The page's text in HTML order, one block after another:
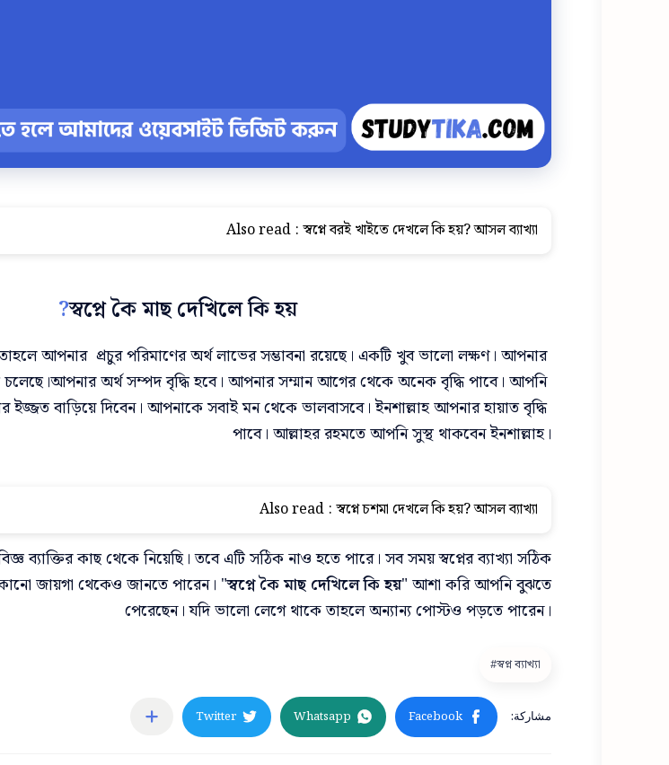
Also read : স্বপ্নে বরই খাইতে দেখলে কি হয়? আসল ব্যাখ্যা
স্বপ্নে কৈ মাছ দেখিলে কি হয়
?
আপনার প্রচুর পরিমাণের অর্থ লাভের সম্ভাবনা রয়েছে। একটি খুব ভালো লক্ষণ। আপনার
অর্থ সম্পদ বৃদ্ধি হবে। আপনার সম্মান আগের থেকে অনেক বৃদ্ধি পাবে। আপনি
ইজ্জত বাড়িয়ে দিবেন। আপনাকে সবাই মন থেকে ভালবাসবে। ইনশাল্লাহ আপনার হায়াত বৃদ্ধি
পাবে। আল্লাহর রহমতে আপনি সুস্থ থাকবেন ইনশাল্লাহ।
Also read : স্বপ্নে চশমা দেখলে কি হয়? আসল ব্যাখ্যা
ব্যাক্তির কাছ থেকে নিয়েছি। তবে এটি সঠিক নাও হতে পারে। সব সময় স্বপ্নের ব্যাখ্যা সঠিক
জায়গা থেকেও জানতে পারেন। "স্বপ্নে কৈ মাছ দেখিলে কি হয়" আশা করি আপনি বুঝতে
পেরেছেন। যদি ভালো লেগে থাকে তাহলে অন্যান্য পোস্টও পড়তে পারেন।